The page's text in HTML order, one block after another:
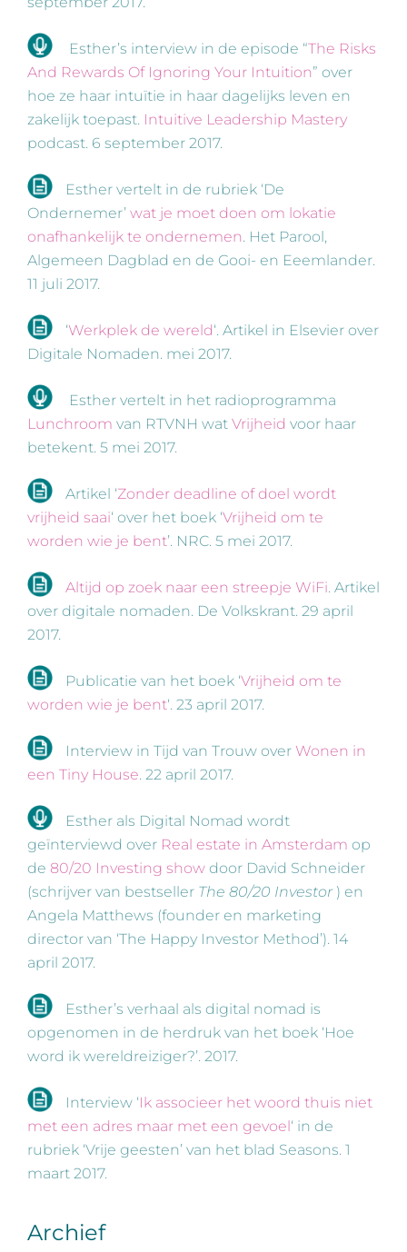
Esther’s interview in de episode “The Risks
And Rewards Of Ignoring Your Intuition” over
hoe ze haar intuïtie in haar dagelijks leven en
zakelijk toepast. Intuitive Leadership Mastery
podcast. 6 september 2017.
Esther vertelt in de rubriek ‘De
Ondernemer’ wat je moet doen om lokatie
onafhankelijk te ondernemen. Het Parool,
Algemeen Dagblad en de Gooi- en Eeemlander.
11 juli 2017.
‘Werkplek de wereld‘. Artikel in Elsevier over
Digitale Nomaden. mei 2017.
Esther vertelt in het radioprogramma
Lunchroom van RTVNH wat Vrijheid voor haar
betekent. 5 mei 2017.
Artikel ‘Zonder deadline of doel wordt
vrijheid saai‘ over het boek ‘Vrijheid om te
worden wie je bent’. NRC. 5 mei 2017.
Altijd op zoek naar een streepje WiFi. Artikel
over digitale nomaden. De Volkskrant. 29 april
2017.
Publicatie van het boek ‘Vrijheid om te
worden wie je bent‘. 23 april 2017.
Interview in Tijd van Trouw over Wonen in
een Tiny House. 22 april 2017.
Esther als Digital Nomad wordt
geïnterviewd over Real estate in Amsterdam op
de 80/20 Investing show door David Schneider
(schrijver van bestseller The 80/20 Investor) en
Angela Matthews (founder en marketing
director van ‘The Happy Investor Method’). 14
april 2017.
Esther’s verhaal als digital nomad is
opgenomen in de herdruk van het boek ‘Hoe
word ik wereldreiziger?’. 2017.
Interview ‘Ik associeer het woord thuis niet
met een adres maar met een gevoel‘ in de
rubriek ‘Vrije geesten’ van het blad Seasons. 1
maart 2017.
Archief